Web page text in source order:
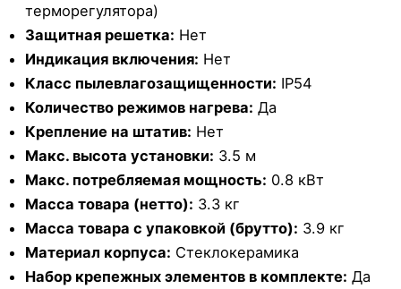
терморегулятора)
Защитная решетка: Нет
Индикация включения: Нет
Класс пылевлагозащищенности: IP54
Количество режимов нагрева: Да
Крепление на штатив: Нет
Макс. высота установки: 3.5 м
Макс. потребляемая мощность: 0.8 кВт
Масса товара (нетто): 3.3 кг
Масса товара с упаковкой (брутто): 3.9 кг
Материал корпуса: Стеклокерамика
Набор крепежных элементов в комплекте: Да